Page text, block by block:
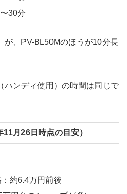
30分
が、PV-BL50Mのほうが10分長
ハンディ使用）の時間は同じで
月26日時点の目安）
約6.4万円前後